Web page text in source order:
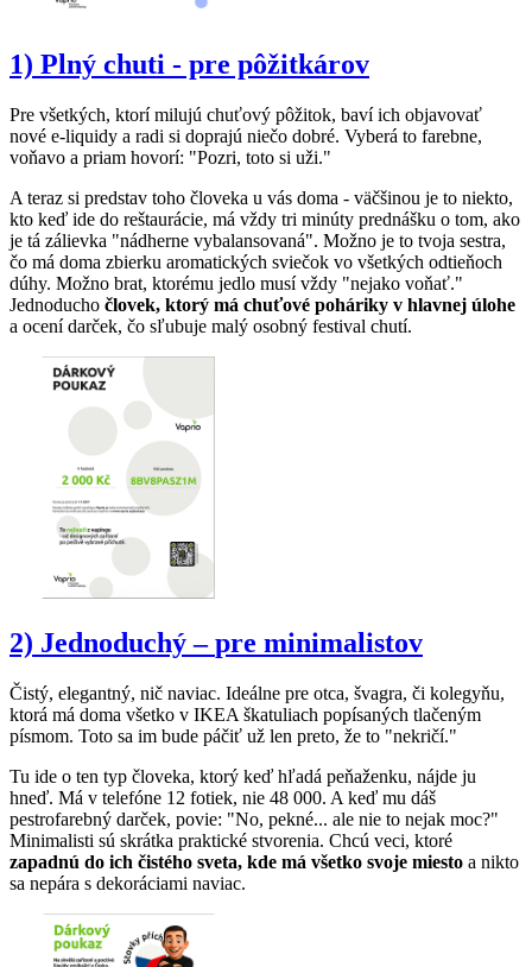
1) Plný chuti - pre pôžitkárov
Pre všetkých, ktorí milujú chuťový pôžitok, baví ich objavovať
nové e-liquidy a radi si doprajú niečo dobré. Vyberá to farebne,
voňavo a priam hovorí: "Pozri, toto si uži."
A teraz si predstav toho človeka u vás doma - väčšinou je to niekto,
kto keď ide do reštaurácie, má vždy tri minúty prednášku o tom, ako
je tá zálievka "nádherne vybalansovaná". Možno je to tvoja sestra,
čo má doma zbierku aromatických sviečok vo všetkých odtieňoch
dúhy. Možno brat, ktorému jedlo musí vždy "nejako voňať."
Jednoducho človek, ktorý má chuťové poháriky v hlavnej úlohe
a ocení darček, čo sľubuje malý osobný festival chutí.
2) Jednoduchý –pre minimalistov
Čistý, elegantný, nič naviac. Ideálne pre otca, švagra, či kolegyňu,
ktorá má doma všetko v IKEA škatuliach popísaných tlačeným
písmom. Toto sa im bude páčiť už len preto, že to "nekričí."
Tu ide o ten typ človeka, ktorý keď hľadá peňaženku, nájde ju
hneď. Má v telefóne 12 fotiek, nie 48 000. A keď mu dáš
pestrofarebný darček, povie: "No, pekné... ale nie to nejak moc?"
Minimalisti sú skrátka praktické stvorenia. Chcú veci, ktoré
zapadnú do ich čistého sveta, kde má všetko svoje miesto a nikto
sa nepára s dekoráciami naviac.